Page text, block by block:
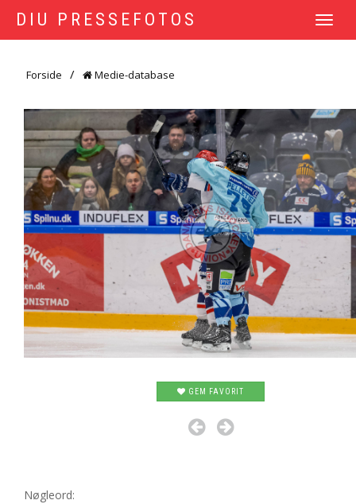
DIU PRESSEFOTOS
TOGGLE
Forside Medie-database
GEM FAVORIT
Nøgleord: